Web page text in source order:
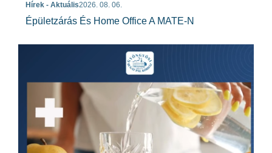
Hírek - Aktuális2026. 08. 06.
Épületzárás És Home Office A MATE-N